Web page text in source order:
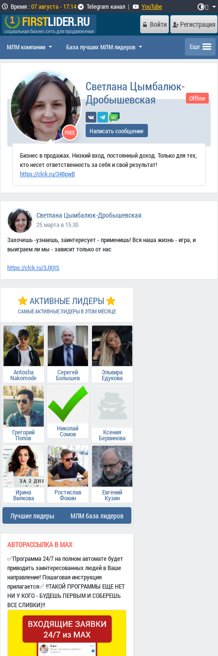
Время:07 августа - 17:14 Telegram канал | YouTube 
FIRSTLIDER.RU
социальная бизнес сеть для продвижения
Войти Регистрация
МЛМ компании База лучших МЛМ лидеров Еще
FREE
Светлана Цымбалюк-
Дробышевская
Offline
Написать сообщение
Бизнес в продажах. Низкий вход, постоянный доход. Только для тех,
кто несет ответственность за себя и свой результат!
https://clck.ru/348pwB
Светлана Цымбалюк-Дробышевская
25 марта в 15.30
Захочешь -узнаешь, заинтересует - применишь! Вся наша жизнь - игра, и
выиграем ли мы - зависит только от нас
https://clck.ru/3JXjtS
АКТИВНЫЕ ЛИДЕРЫ
САМЫЕ АКТИВНЫЕ ЛИДЕРЫ В ЭТОМ МЕСЯЦЕ
Antosha
Nakomode
Серегей
Болышев
Эльвира
Едукова
Грегорий
Попов
Николай
Сомов Ксения
Бервинова
Ирина
Вилкова
Ростислав
Фокин
Евгений
Кузин
Лучшие лидеры МЛМ база лидеров
АВТОРАССЫЛКА В МАХ
✅Программа 24/7 на полном автомате будет
приводить заинтересованных людей в Ваше
направление! Пошаговая инструкция
прилагается✅ ‼️ТАКОЙ ПРОГРАММЫ ЕЩЕ НЕТ
НИ У КОГО - БУДЕШЬ ПЕРВЫМ И СОБЕРЕШЬ
ВСЕ СЛИВКИ)‼️